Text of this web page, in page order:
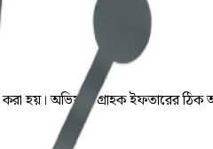
হয়। অভিযুক্ত গ্রাহক ইফতারের